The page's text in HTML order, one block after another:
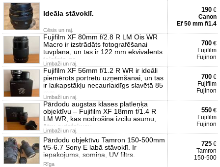
Ideāla stāvoklī.
Cēsis un raj.
190 €
Canon
Ef 50 mm f/1.4
Fujifilm XF 80mm f/2.8 R LM Ois WR
Macro ir izstrādāts fotografēšanai
tuvplānā, un tas ir 122 mm ekvivalents
telefoto ga
Limbaži un raj.
700 €
Fujifilm
Fujinon
Fujifilm XF 56mm f/1.2 R WR ir ideāli
piemērots portretu uzņemšanai, un tas
ir laikapstākļu necaurlaidīgs slavētā 85
mm
Limbaži un raj.
700 €
Fujifilm
Fujinon
Pārdodu augstas klases platleņķa
objektīvu – Fujifilm XF 18mm f/1.4 R
LM WR, kas nodrošina izcilu asumu,
ātru autofokusu
Limbaži un raj.
550 €
Fujifilm
Fujinon
Pārdodu objektīvu Tamron 150-500mm
f/5-6.7 Sony E labā stāvoklī. Ir
iepakojums, somiņa, UV filtrs.
Rīga
725 €
Tamron
150-500